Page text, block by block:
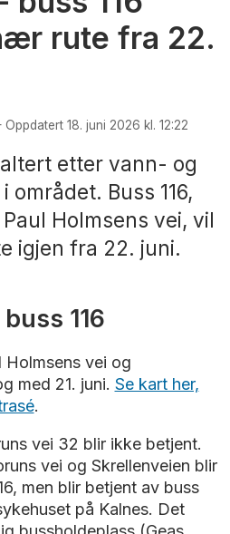
rute fra 22.
18. juni 2026 kl. 12:22
etter vann- og
området. Buss 116,
Holmsens vei, vil
igjen fra 22. juni.
116
Holmsens vei og
med 21. juni. Se kart her,
.
vei 32 blir ikke betjent.
vei og Skrellenveien blir
men blir betjent av buss
på Kalnes. Det